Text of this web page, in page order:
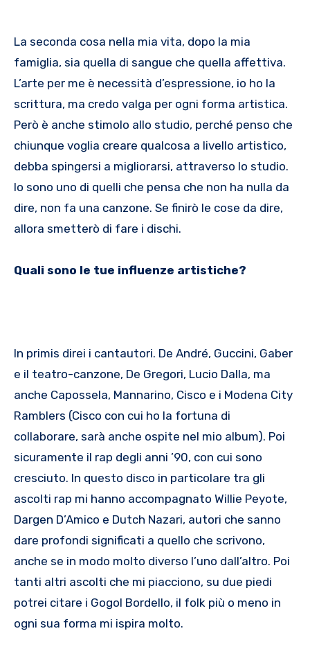
La seconda cosa nella mia vita, dopo la mia
famiglia, sia quella di sangue che quella affettiva.
L’arte per me è necessità d’espressione, io ho la
scrittura, ma credo valga per ogni forma artistica.
Però è anche stimolo allo studio, perché penso che
chiunque voglia creare qualcosa a livello artistico,
debba spingersi a migliorarsi, attraverso lo studio.
Io sono uno di quelli che pensa che non ha nulla da
dire, non fa una canzone. Se finirò le cose da dire,
allora smetterò di fare i dischi.
Quali sono le tue influenze artistiche?
In primis direi i cantautori. De André, Guccini, Gaber
e il teatro-canzone, De Gregori, Lucio Dalla, ma
anche Capossela, Mannarino, Cisco e i Modena City
Ramblers (Cisco con cui ho la fortuna di
collaborare, sarà anche ospite nel mio album). Poi
sicuramente il rap degli anni ’90, con cui sono
cresciuto. In questo disco in particolare tra gli
ascolti rap mi hanno accompagnato Willie Peyote,
Dargen D’Amico e Dutch Nazari, autori che sanno
dare profondi significati a quello che scrivono,
anche se in modo molto diverso l’uno dall’altro. Poi
tanti altri ascolti che mi piacciono, su due piedi
potrei citare i Gogol Bordello, il folk più o meno in
ogni sua forma mi ispira molto.